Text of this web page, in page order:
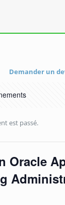
Demander un
est passé.
Oracle